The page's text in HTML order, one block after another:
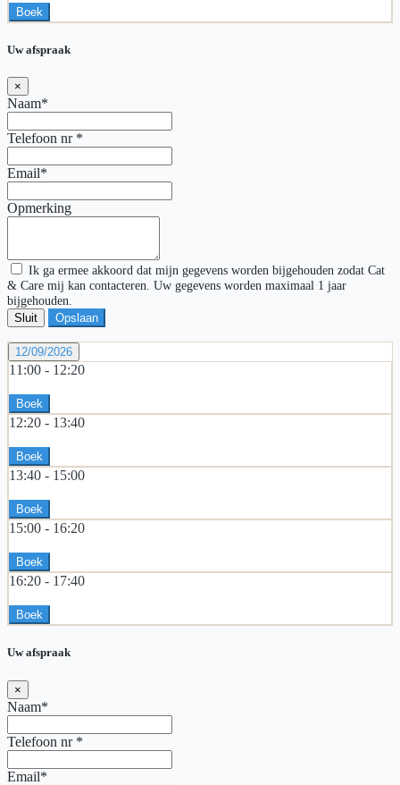
Boek
Uw afspraak
×
Naam*
Telefoon nr *
Email*
Opmerking
Ik ga ermee akkoord dat mijn gegevens worden bijgehouden zodat Cat
& Care mij kan contacteren. Uw gegevens worden maximaal 1 jaar
bijgehouden.
Sluit Opslaan
12/09/2026
11:00 - 12:20
Boek
12:20 - 13:40
Boek
13:40 - 15:00
Boek
15:00 - 16:20
Boek
16:20 - 17:40
Boek
Uw afspraak
×
Naam*
Telefoon nr *
Email*